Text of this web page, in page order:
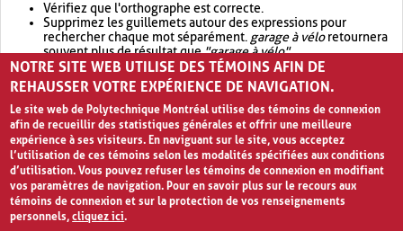
Vérifiez que l'orthographe est correcte.
Supprimez les guillemets autour des expressions pour
rechercher chaque mot séparément. garage à véloretournera
souvent plus de résultat que"garage à vélo".
Envisagez d'élargir votre recherche avec OR.garage OR vélo
retournera souvent plus de résultat quegarage à vélo
NOTRE SITE WEB UTILISE DES TÉMOINS AFIN DE
REHAUSSER VOTRE EXPÉRIENCE DE NAVIGATION.
Le site web de Polytechnique Montréal utilise des témoins de connexion
afin de recueillir des statistiques générales et offrir une meilleure
expérience à ses visiteurs. En naviguant sur le site, vous acceptez
l’utilisation de ces témoins selon les modalités spécifiées aux conditions
d’utilisation. Vous pouvez refuser les témoins de connexion en modifiant
vos paramètres de navigation. Pour en savoir plus sur le recours aux
témoins de connexion et sur la protection de vos renseignements
personnels,cliquez ici.